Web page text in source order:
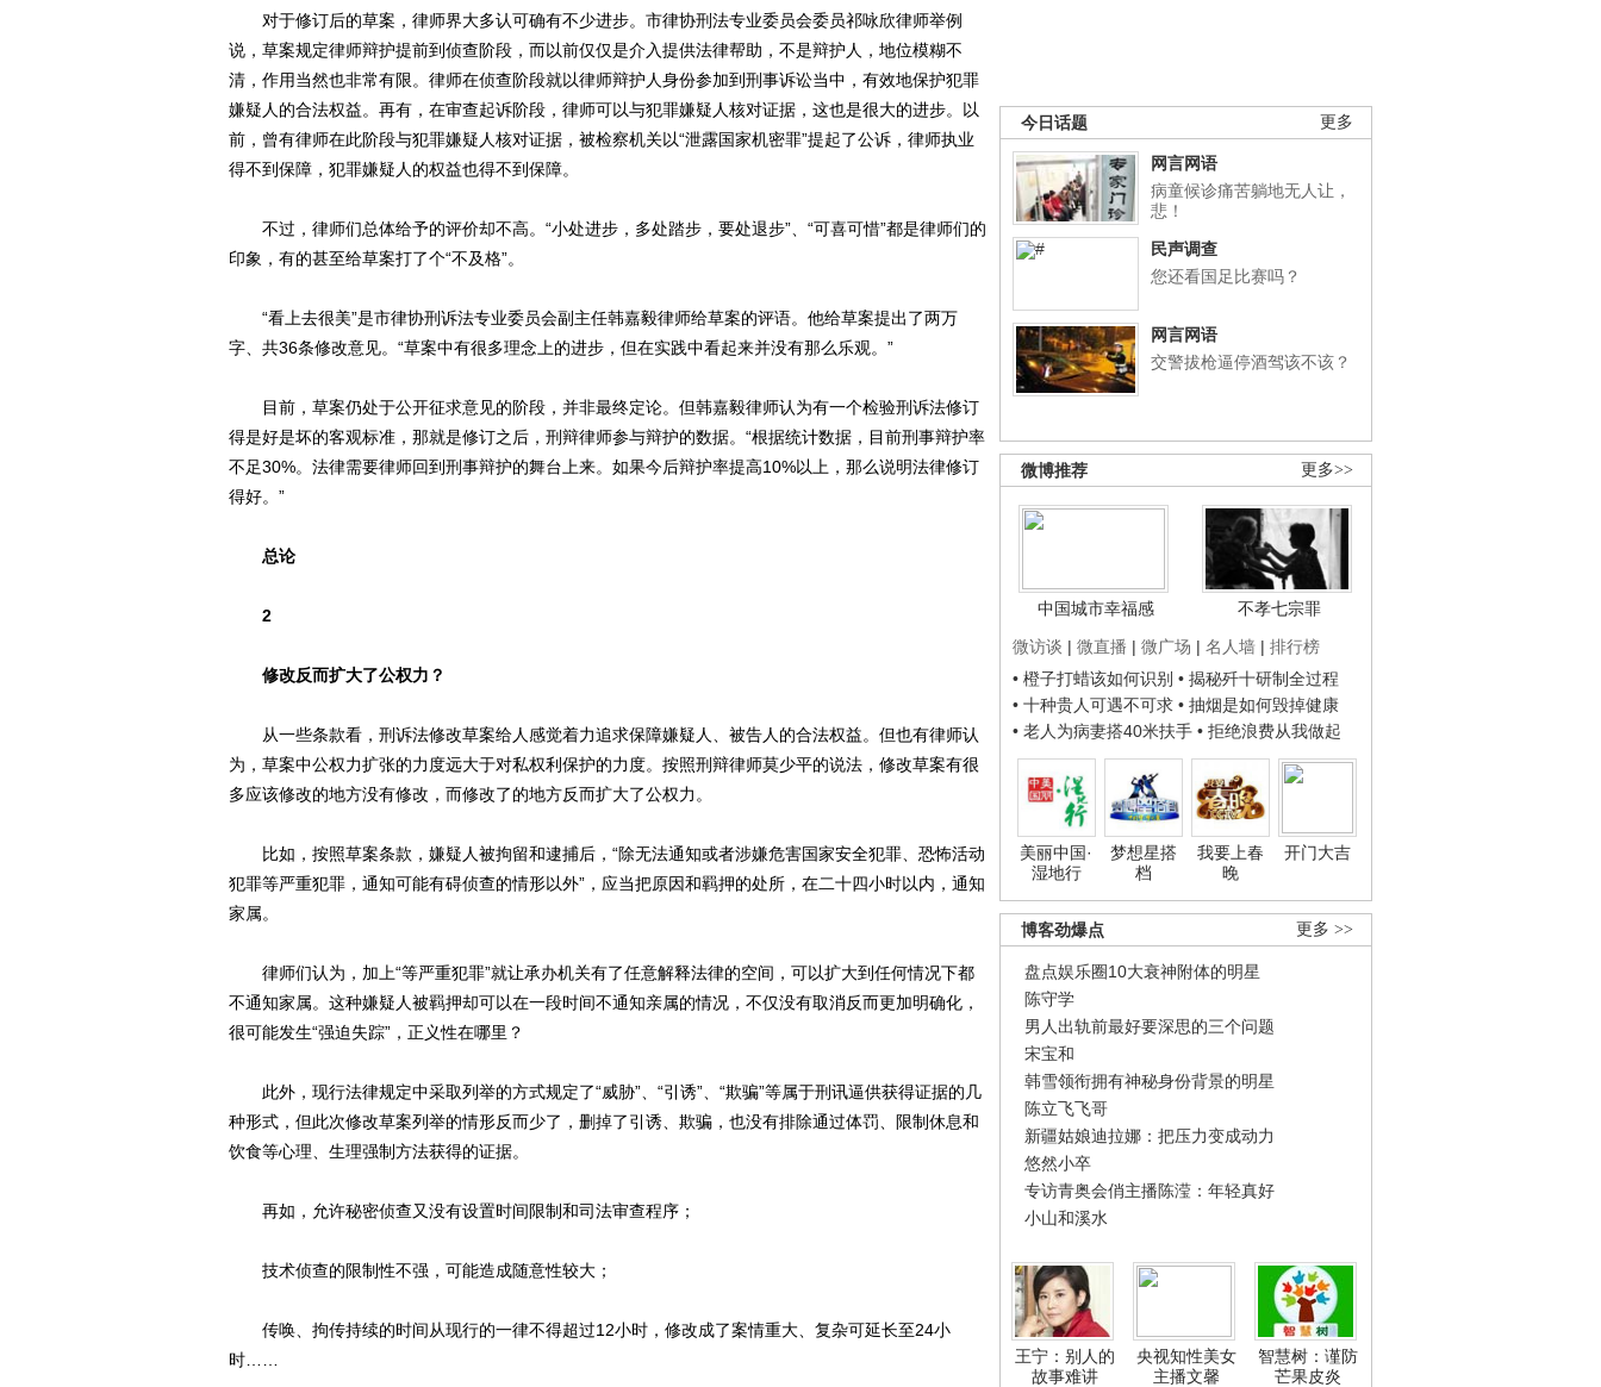
更多
今日话题
网言网语
病童候诊痛苦躺地无人让，
悲！
民声调查
您还看国足比赛吗？
网言网语
交警拔枪逼停酒驾该不该？
更多>>
微博推荐
中国城市幸福感
不孝七宗罪
微访谈 | 微直播 | 微广场 | 名人墙 | 排行榜
• 橙子打蜡该如何识别 • 揭秘歼十研制全过程
• 十种贵人可遇不可求 • 抽烟是如何毁掉健康
• 老人为病妻搭40米扶手 • 拒绝浪费从我做起
美丽中国·
湿地行
梦想星搭
档
我要上春
晚
开门大吉
更多 >>
博客劲爆点
盘点娱乐圈10大衰神附体的明星
陈守学
男人出轨前最好要深思的三个问题
宋宝和
韩雪领衔拥有神秘身份背景的明星
陈立飞飞哥
新疆姑娘迪拉娜：把压力变成动力
悠然小卒
专访青奥会俏主播陈滢：年轻真好
小山和溪水
王宁：别人的
故事难讲
央视知性美女
主播文馨
智慧树：谨防
芒果皮炎
对于修订后的草案，律师界大多认可确有不少进步。市律协刑法专业委员会委员祁咏欣律师举例
说，草案规定律师辩护提前到侦查阶段，而以前仅仅是介入提供法律帮助，不是辩护人，地位模糊不
清，作用当然也非常有限。律师在侦查阶段就以律师辩护人身份参加到刑事诉讼当中，有效地保护犯罪
嫌疑人的合法权益。再有，在审查起诉阶段，律师可以与犯罪嫌疑人核对证据，这也是很大的进步。以
前，曾有律师在此阶段与犯罪嫌疑人核对证据，被检察机关以“泄露国家机密罪”提起了公诉，律师执业
得不到保障，犯罪嫌疑人的权益也得不到保障。
不过，律师们总体给予的评价却不高。“小处进步，多处踏步，要处退步”、“可喜可惜”都是律师们的
印象，有的甚至给草案打了个“不及格”。
“看上去很美”是市律协刑诉法专业委员会副主任韩嘉毅律师给草案的评语。他给草案提出了两万
字、共36条修改意见。“草案中有很多理念上的进步，但在实践中看起来并没有那么乐观。”
目前，草案仍处于公开征求意见的阶段，并非最终定论。但韩嘉毅律师认为有一个检验刑诉法修订
得是好是坏的客观标准，那就是修订之后，刑辩律师参与辩护的数据。“根据统计数据，目前刑事辩护率
不足30%。法律需要律师回到刑事辩护的舞台上来。如果今后辩护率提高10%以上，那么说明法律修订
得好。”
总论
2
修改反而扩大了公权力？
从一些条款看，刑诉法修改草案给人感觉着力追求保障嫌疑人、被告人的合法权益。但也有律师认
为，草案中公权力扩张的力度远大于对私权利保护的力度。按照刑辩律师莫少平的说法，修改草案有很
多应该修改的地方没有修改，而修改了的地方反而扩大了公权力。
比如，按照草案条款，嫌疑人被拘留和逮捕后，“除无法通知或者涉嫌危害国家安全犯罪、恐怖活动
犯罪等严重犯罪，通知可能有碍侦查的情形以外”，应当把原因和羁押的处所，在二十四小时以内，通知
家属。
律师们认为，加上“等严重犯罪”就让承办机关有了任意解释法律的空间，可以扩大到任何情况下都
不通知家属。这种嫌疑人被羁押却可以在一段时间不通知亲属的情况，不仅没有取消反而更加明确化，
很可能发生“强迫失踪”，正义性在哪里？
此外，现行法律规定中采取列举的方式规定了“威胁”、“引诱”、“欺骗”等属于刑讯逼供获得证据的几
种形式，但此次修改草案列举的情形反而少了，删掉了引诱、欺骗，也没有排除通过体罚、限制休息和
饮食等心理、生理强制方法获得的证据。
再如，允许秘密侦查又没有设置时间限制和司法审查程序；
技术侦查的限制性不强，可能造成随意性较大；
传唤、拘传持续的时间从现行的一律不得超过12小时，修改成了案情重大、复杂可延长至24小
时……